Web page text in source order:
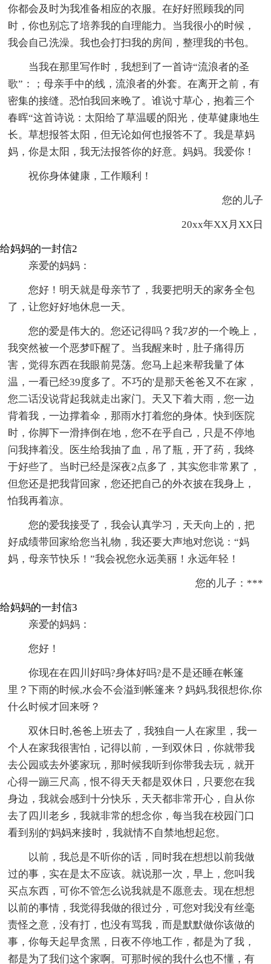
你都会及时为我准备相应的衣服。在好好照顾我的同
时，你也别忘了培养我的自理能力。当我很小的时候，
我会自己洗澡。我也会打扫我的房间，整理我的书包。
当我在那里写作时，我想到了一首诗“流浪者的圣
歌”：；母亲手中的线，流浪者的外套。在离开之前，有
密集的接缝。恐怕我回来晚了。谁说寸草心，抱着三个
春晖“这首诗说：太阳给了草温暖的阳光，使草健康地生
长。草想报答太阳，但无论如何也报答不了。我是草妈
妈，你是太阳，我无法报答你的好意。妈妈。我爱你！
祝你身体健康，工作顺利！
您的儿子
20xx年XX月XX日
给妈妈的一封信2
亲爱的妈妈：
您好！明天就是母亲节了，我要把明天的家务全包
了，让您好好地休息一天。
您的爱是伟大的。您还记得吗？我7岁的一个晚上，
我突然被一个恶梦吓醒了。当我醒来时，肚子痛得历
害，觉得东西在我眼前晃荡。您马上起来帮我量了体
温，一看已经39度多了。不巧的'是那天爸爸又不在家，
您二话没说背起我就走出家门。天又下着大雨，您一边
背着我，一边撑着伞，那雨水打着您的身体。快到医院
时，你脚下一滑摔倒在地，您不在乎自己，只是不停地
问我摔着没。医生给我抽了血，吊了瓶，开了药，我终
于好些了。当时已经是深夜2点多了，其实您非常累了，
但您还是把我背回家，您还把自己的外衣披在我身上，
怕我再着凉。
您的爱我接受了，我会认真学习，天天向上的，把
好成绩带回家给您当礼物，我还要大声地对您说：“妈
妈，母亲节快乐！”我会祝您永远美丽！永远年轻！
您的儿子：***
给妈妈的一封信3
亲爱的妈妈：
您好！
你现在在四川好吗?身体好吗?是不是还睡在帐篷
里？下雨的时候,水会不会溢到帐篷来？妈妈,我很想你,你
什么时候才回来呀？
双休日时,爸爸上班去了，我独自一人在家里，我一
个人在家我很害怕，记得以前，一到双休日，你就带我
去公园或去外婆家玩，那时候我听到你带我去玩，就开
心得一蹦三尺高，恨不得天天都是双休日，只要您在我
身边，我就会感到十分快乐，天天都非常开心，自从你
去了四川老乡，我就非常的想念你，每当我在校园门口
看到别的'妈妈来接时，我就情不自禁地想起您。
以前，我总是不听你的话，同时我在想想以前我做
过的事，实在是太不应该。就说那一次，早上，您叫我
买点东西，可你不管怎么说我就是不愿意去。现在想想
以前的事情，我觉得我做的很过分，可您对我没有丝毫
责怪之意，没有打，也没有骂我，而是默默做你该做的
事，你每天起早贪黑，日夜不停地工作，都是为了我，
都是为了我们这个家啊。可那时候的我什么也不懂，有